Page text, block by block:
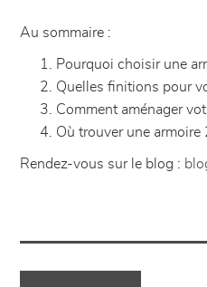
Au sommaire :
Pourquoi choisir une
Quelles finitions pour
Comment aménager
Où trouver une
Rendez-vous sur le blog :